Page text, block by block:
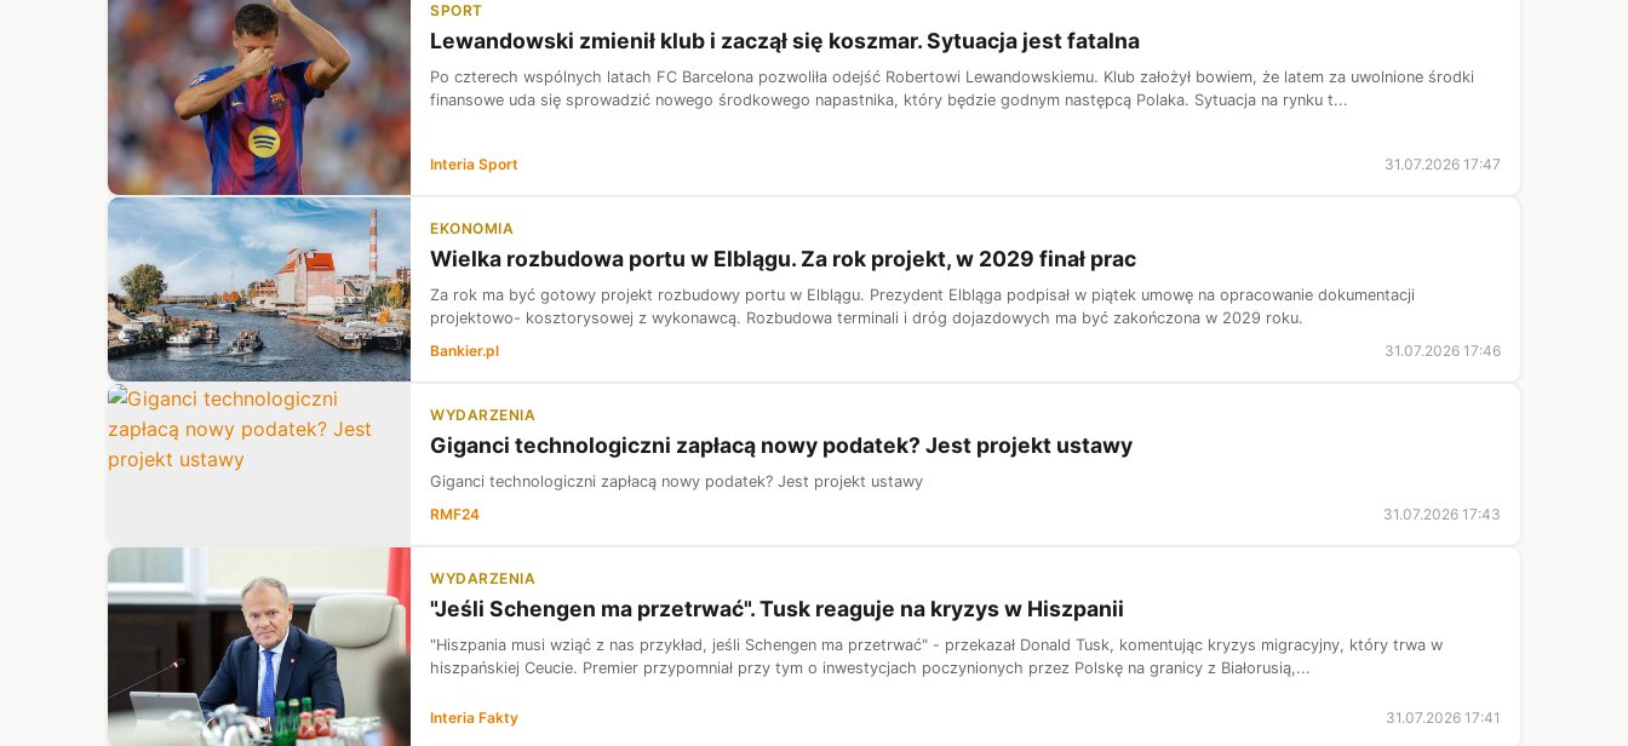
SPORT
Lewandowski zmienił klub i zaczął się koszmar. Sytuacja jest fatalna
Po czterech wspólnych latach FC Barcelona pozwoliła odejść Robertowi Lewandowskiemu. Klub założył bowiem, że latem za uwolnione środki
finansowe uda się sprowadzić nowego środkowego napastnika, który będzie godnym następcą Polaka. Sytuacja na rynku t...
Interia Sport 31.07.2026 17:47
EKONOMIA
Wielka rozbudowa portu w Elblągu. Za rok projekt, w 2029 finał prac
Za rok ma być gotowy projekt rozbudowy portu w Elblągu. Prezydent Elbląga podpisał w piątek umowę na opracowanie dokumentacji
projektowo- kosztorysowej z wykonawcą. Rozbudowa terminali i dróg dojazdowych ma być zakończona w 2029 roku.
Bankier.pl
31.07.2026 17:46
WYDARZENIA
Giganci technologiczni zapłacą nowy podatek? Jest projekt ustawy
Giganci technologiczni zapłacą nowy podatek? Jest projekt ustawy
RMF24
31.07.2026 17:43
WYDARZENIA
"Jeśli Schengen ma przetrwać". Tusk reaguje na kryzys w Hiszpanii
"Hiszpania musi wziąć z nas przykład, jeśli Schengen ma przetrwać" - przekazał Donald Tusk, komentując kryzys migracyjny, który trwa w
hiszpańskiej Ceucie. Premier przypomniał przy tym o inwestycjach poczynionych przez Polskę na granicy z Białorusią,...
Interia Fakty 31.07.2026 17:41